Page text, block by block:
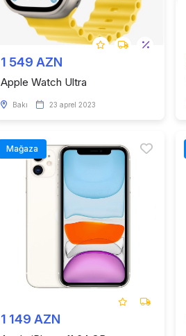
1 549 AZN
Apple Watch Ultra
Bakı 23 aprel 2023
Mağaza
1 149 AZN